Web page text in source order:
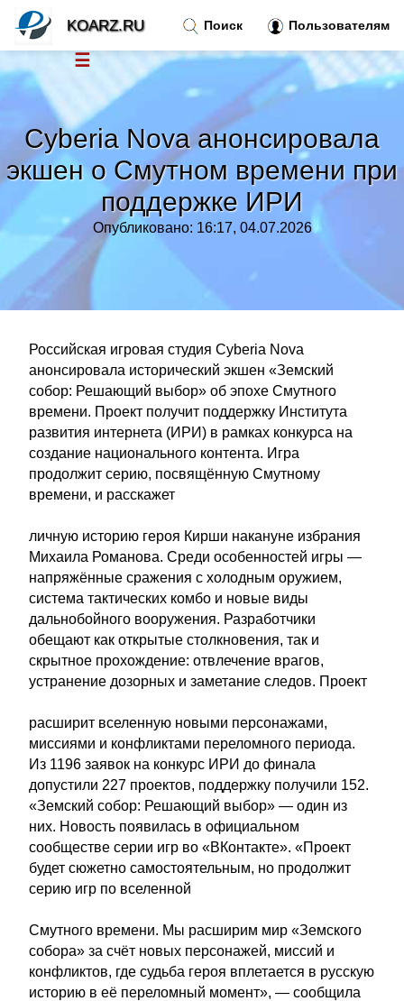
Cyberia Nova анонсировала
экшен о Смутном времени при
поддержке ИРИ
Опубликовано: 16:17, 04.07.2026
Российская игровая студия Cyberia Nova
анонсировала исторический экшен «Земский
собор: Решающий выбор» об эпохе Смутного
времени. Проект получит поддержку Института
развития интернета (ИРИ) в рамках конкурса на
создание национального контента. Игра
продолжит серию, посвящённую Смутному
времени, и расскажет
личную историю героя Кирши накануне избрания
Михаила Романова. Среди особенностей игры —
напряжённые сражения с холодным оружием,
система тактических комбо и новые виды
дальнобойного вооружения. Разработчики
обещают как открытые столкновения, так и
скрытное прохождение: отвлечение врагов,
устранение дозорных и заметание следов. Проект
расширит вселенную новыми персонажами,
миссиями и конфликтами переломного периода.
Из 1196 заявок на конкурс ИРИ до финала
допустили 227 проектов, поддержку получили 152.
«Земский собор: Решающий выбор» — один из
них. Новость появилась в официальном
сообществе серии игр во «ВКонтакте». «Проект
будет сюжетно самостоятельным, но продолжит
серию игр по вселенной
Смутного времени. Мы расширим мир «Земского
собора» за счёт новых персонажей, миссий и
конфликтов, где судьба героя вплетается в русскую
историю в её переломный момент», — сообщила
Поиск Пользователям
KOARZ.RU
☰
Новости
Тренды новостей»
»
Правила »
Контакт»